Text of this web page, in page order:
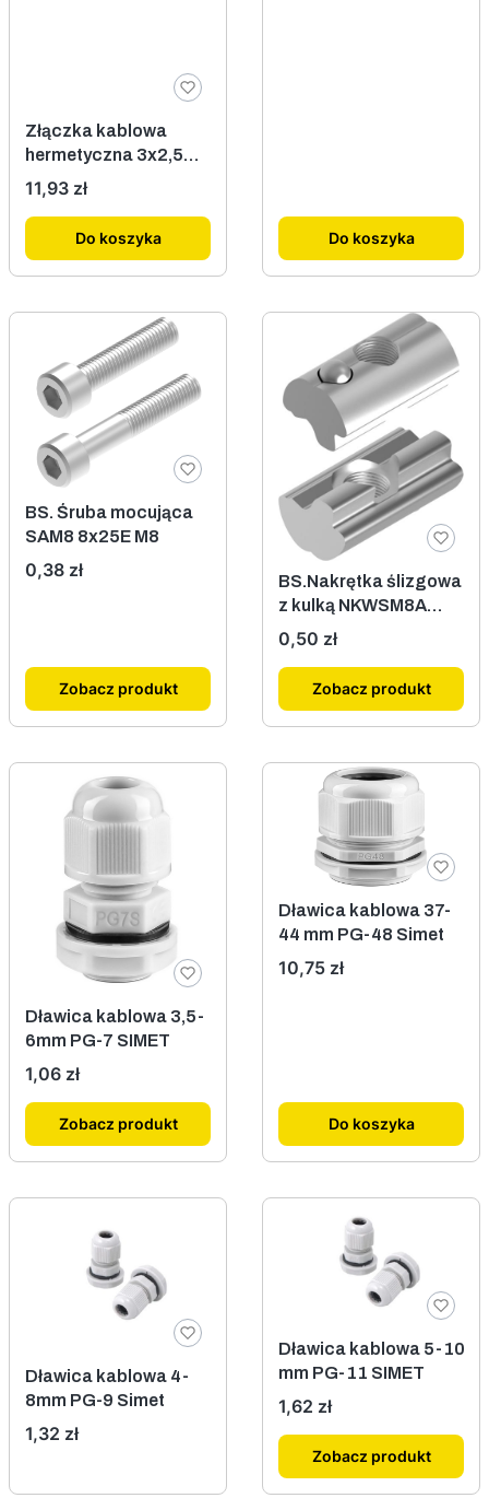
Złączka kablowa
hermetyczna 3x2,5
IP68
Cena
11,93 zł
Do koszyka Do koszyka
BS. Śruba mocująca
SAM8 8x25E M8
Cena
0,38 zł
Zobacz produkt
BS.Nakrętka ślizgowa
z kulką NKWSM8A
600909
Cena
0,50 zł
Zobacz produkt
Dławica kablowa 3,5-
6mm PG-7 SIMET
Cena
1,06 zł
Zobacz produkt
Dławica kablowa 37-
44 mm PG-48 Simet
Cena
10,75 zł
Do koszyka
Dławica kablowa 4-
8mm PG-9 Simet
Cena
1,32 zł
Dławica kablowa 5-10
mm PG-11 SIMET
Cena
1,62 zł
Zobacz produkt